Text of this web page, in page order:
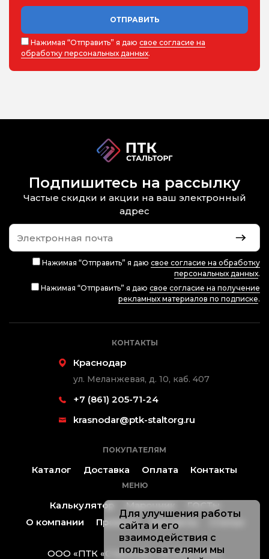
ОТПРАВИТЬ
Нажимая “Отправить” я даю свое согласие на
обработку персональных данных.
Подпишитесь на рассылку
Частые скидки и акции на ваш электронный
адрес
Нажимая “Отправить” я даю свое согласие на обработку
персональных данных.
Нажимая “Отправить” я даю свое согласие на получение
рекламных материалов по подписке.
КОНТАКТЫ
Краснодар
ул. Меланжевая, д. 10, каб. 407
+7 (861) 205-71-24
krasnodar@ptk-staltorg.ru
ПОКУПАТЕЛЯМ
Каталог Доставка Оплата Контакты
МЕНЮ
Калькулятор Марочник
ГОСТы
О компании
Проекты Контакты
ООО «ПТК «Стальторг» ® 2019-2026.
Для улучшения работы
сайта и его
взаимодействия с
пользователями мы